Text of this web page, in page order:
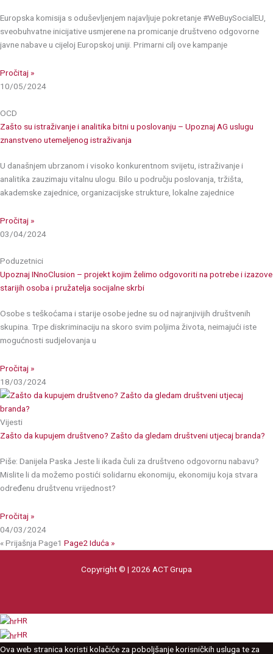
Europska komisija s oduševljenjem najavljuje pokretanje #WeBuySocialEU,
sveobuhvatne inicijative usmjerene na promicanje društveno odgovorne
javne nabave u cijeloj Europskoj uniji. Primarni cilj ove kampanje
Pročitaj »
10/05/2024
OCD
Zašto su istraživanje i analitika bitni u poslovanju – Upoznaj AG uslugu
znanstveno utemeljenog istraživanja
U današnjem ubrzanom i visoko konkurentnom svijetu, istraživanje i
analitika zauzimaju vitalnu ulogu. Bilo u području poslovanja, tržišta,
akademske zajednice, organizacijske strukture, lokalne zajednice
Pročitaj »
03/04/2024
Poduzetnici
Upoznaj INnoClusion – projekt kojim želimo odgovoriti na potrebe i izazove
starijih osoba i pružatelja socijalne skrbi
Osobe s teškoćama i starije osobe jedne su od najranjivijih društvenih
skupina. Trpe diskriminaciju na skoro svim poljima života, neimajući iste
mogućnosti sudjelovanja u
Pročitaj »
18/03/2024
Vijesti
Zašto da kupujem društveno? Zašto da gledam društveni utjecaj branda?
Piše: Danijela Paska Jeste li ikada čuli za društveno odgovornu nabavu?
Mislite li da možemo postići solidarnu ekonomiju, ekonomiju koja stvara
određenu društvenu vrijednost?
Pročitaj »
04/03/2024
« Prijašnja Page1 Page2 Iduća »
Copyright © | 2026 ACT Grupa
HR
HR
Ova web stranica koristi kolačiće za poboljšanje korisničkih usluga te za